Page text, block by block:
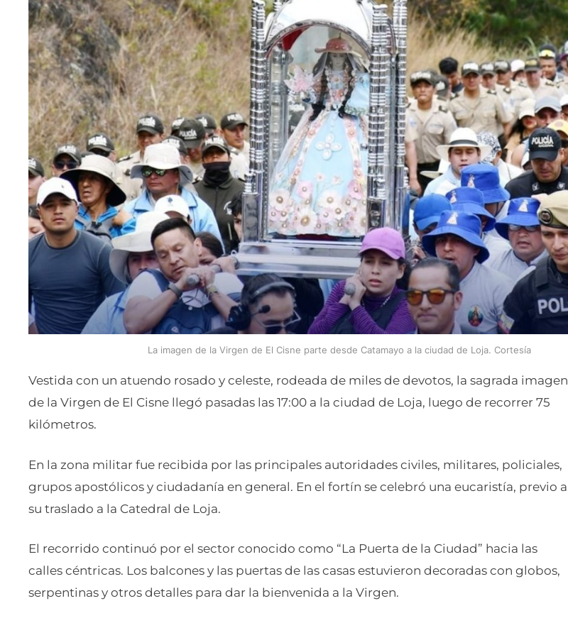
La imagen de la Virgen de El Cisne parte desde Catamayo a la ciudad de Loja. Cortesía
Vestida con un atuendo rosado y celeste, rodeada de miles de devotos, la sagrada imagen
de la Virgen de El Cisne llegó pasadas las 17:00 a la ciudad de Loja, luego de recorrer 75
kilómetros.
En la zona militar fue recibida por las principales autoridades civiles, militares, policiales,
grupos apostólicos y ciudadanía en general. En el fortín se celebró una eucaristía, previo a
su traslado a la Catedral de Loja.
El recorrido continuó por el sector conocido como “La Puerta de la Ciudad” hacia las
calles céntricas. Los balcones y las puertas de las casas estuvieron decoradas con globos,
serpentinas y otros detalles para dar la bienvenida a la Virgen.